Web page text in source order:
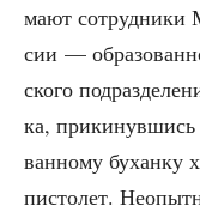
ма­ют сотруд­ни­ки
сии —
ско­го
ка,
ван­но­му бухан­ку
писто­лет.